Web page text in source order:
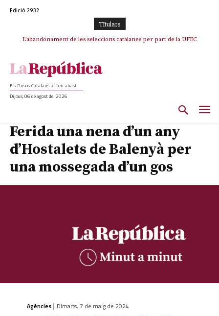
Edició 2932
TItulars
L’abandonament de les seleccions catalanes per part de la UFEC
Els Països Catalans al teu abast
Dijous, 06 de agost del 2026
Ferida una nena d’un any
d’Hostalets de Balenyà per
una mossegada d’un gos
Agències | Dimarts, 7 de maig de 2024